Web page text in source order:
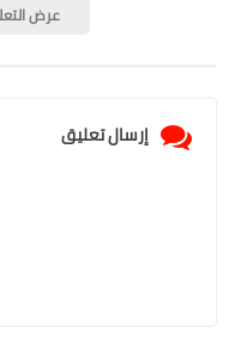
عرض
إرسال تعليق